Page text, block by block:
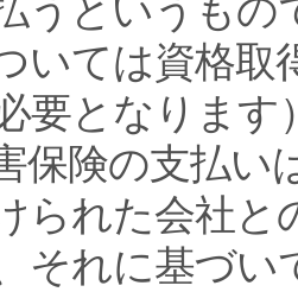
うというもの
いては資格取
要となります
保険の支払い
られた会社と
それに基づい